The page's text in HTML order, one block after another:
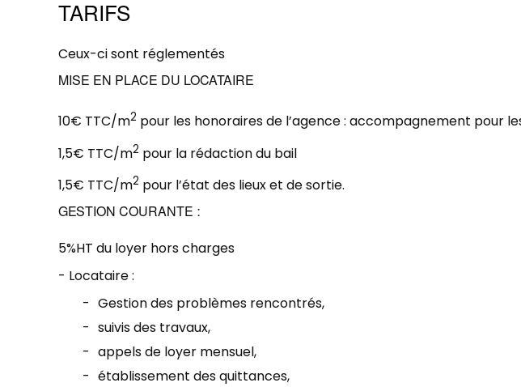
TARIFS
Ceux-ci sont réglementés
MISE EN PLACE DU LOCATAIRE
10€ TTC/m2 pour les honoraires de l’agence : accompagnement pour
1,5€ TTC/m2 pour la rédaction du bail
1,5€ TTC/m2 pour l’état des lieux et de sortie.
GESTION COURANTE :
5%HT du loyer hors charges
- Locataire :
Gestion des problèmes rencontrés,
suivis des travaux,
appels de loyer mensuel,
établissement des quittances,